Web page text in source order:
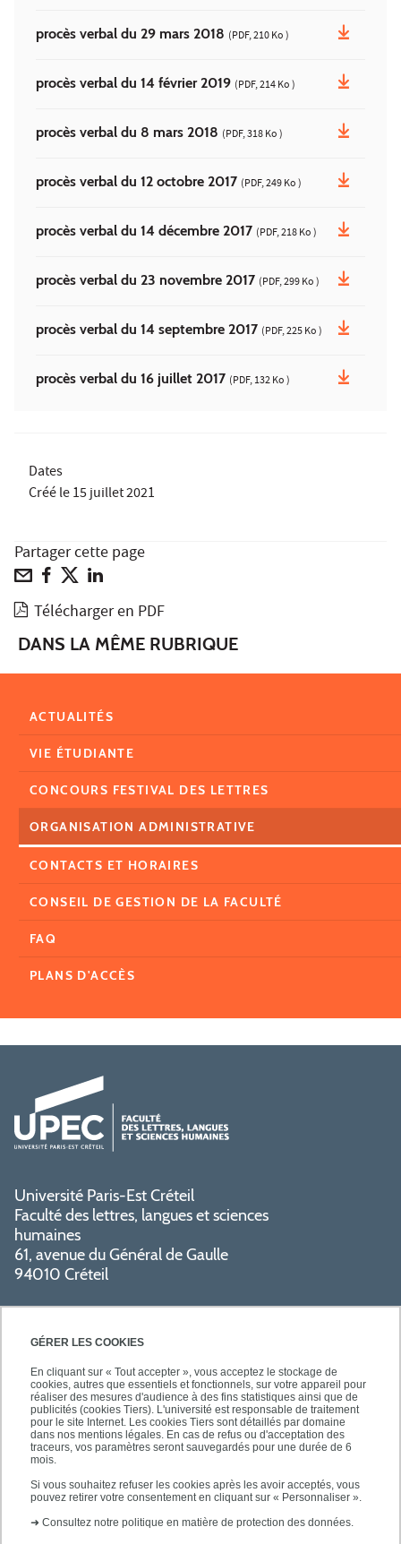
GÉRER LES COOKIES
En cliquant sur « Tout accepter », vous acceptez le stockage de
cookies, autres que essentiels et fonctionnels, sur votre appareil pour
réaliser des mesures d'audience à des fins statistiques ainsi que de
publicités (cookies Tiers). L'université est responsable de traitement
pour le site Internet. Les cookies Tiers sont détaillés par domaine
dans nos mentions légales. En cas de refus ou d'acceptation des
traceurs, vos paramètres seront sauvegardés pour une durée de 6
mois.
Si vous souhaitez refuser les cookies après les avoir acceptés, vous
pouvez retirer votre consentement en cliquant sur « Personnaliser ».
➜ Consultez notre politique en matière de protection des données.
procès verbal du 29 mars 2018 (PDF, 210 Ko )
procès verbal du 14 février 2019 (PDF, 214 Ko )
procès verbal du 8 mars 2018 (PDF, 318 Ko )
procès verbal du 12 octobre 2017 (PDF, 249 Ko )
procès verbal du 14 décembre 2017 (PDF, 218 Ko )
procès verbal du 23 novembre 2017 (PDF, 299 Ko )
procès verbal du 14 septembre 2017 (PDF, 225 Ko )
procès verbal du 16 juillet 2017 (PDF, 132 Ko )
Dates
Créé le15 juillet 2021
Partager cette page
Télécharger en PDF
DANS LA MÊME RUBRIQUE
ACTUALITÉS
VIE ÉTUDIANTE
CONCOURS FESTIVAL DES LETTRES
ORGANISATION ADMINISTRATIVE
CONTACTS ET HORAIRES
CONSEIL DE GESTION DE LA FACULTÉ
FAQ
PLANS D'ACCÈS
Université Paris-Est Créteil
Faculté des lettres, langues et sciences
humaines
61, avenue du Général de Gaulle
94010 Créteil
PRATIQUE
NOS FORMATIONS